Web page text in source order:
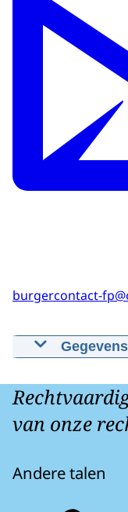
burgercontact-
IJdok 163,
van onze
Andere talen